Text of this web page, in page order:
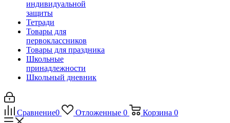
индивидуальной
защиты
Тетради
Товары для
первоклассников
Товары для праздника
Школьные
принадлежности
Школьный дневник
Сравнение0 Отложенные 0 Корзина 0